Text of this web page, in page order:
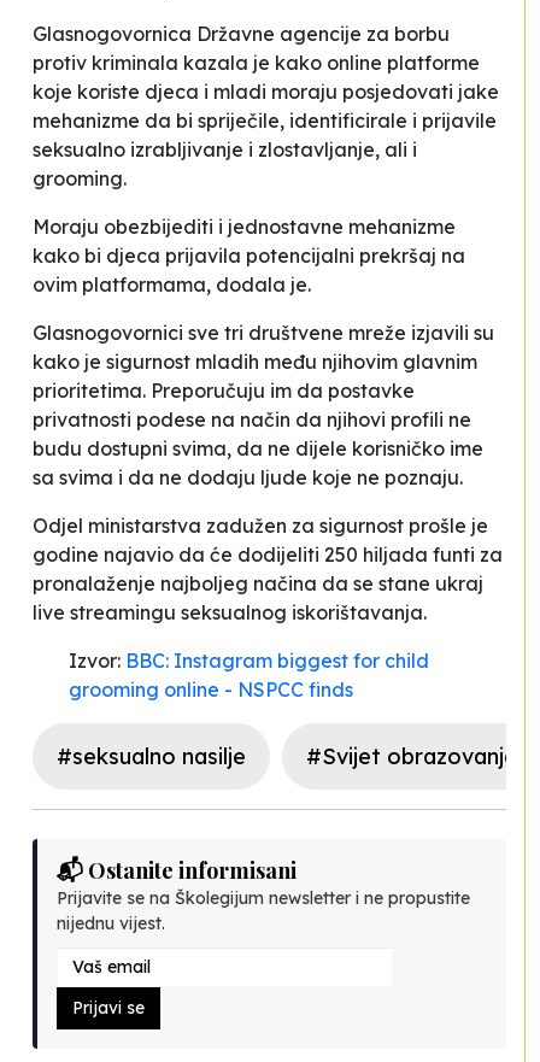
Glasnogovornica Državne agencije za borbu
protiv kriminala kazala je kako online platforme
koje koriste djeca i mladi moraju posjedovati jake
mehanizme da bi spriječile, identificirale i prijavile
seksualno izrabljivanje i zlostavljanje, ali i
grooming.
Moraju obezbijediti i jednostavne mehanizme
kako bi djeca prijavila potencijalni prekršaj na
ovim platformama, dodala je.
Glasnogovornici sve tri društvene mreže izjavili su
kako je sigurnost mladih među njihovim glavnim
prioritetima. Preporučuju im da postavke
privatnosti podese na način da njihovi profili ne
budu dostupni svima, da ne dijele korisničko ime
sa svima i da ne dodaju ljude koje ne poznaju.
Odjel ministarstva zadužen za sigurnost prošle je
godine najavio da će dodijeliti 250 hiljada funti za
pronalaženje najboljeg načina da se stane ukraj
live streamingu seksualnog iskorištavanja.
Izvor: BBC: Instagram biggest for child
grooming online - NSPCC finds
#seksualno nasilje #Svijet obrazovanja
📬 Ostanite informisani
Prijavite se na Školegijum newsletter i ne propustite
nijednu vijest.
Prijavi se